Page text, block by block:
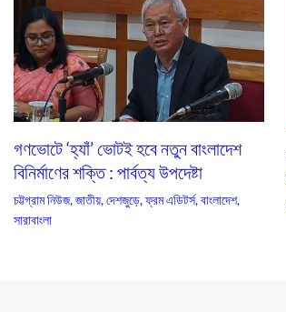
গণভোটে ‘হ্যাঁ’ ভোটই হবে নতুন বাংলাদেশ
বিনির্মাণের শক্তি : পার্বত্য উপদেষ্টা
চট্টগ্রাম নিউজ,জাতীয়,দেশজুড়ে,ফ্রম এডিটর্স,বাংলাদেশ,
সারাবাংলা